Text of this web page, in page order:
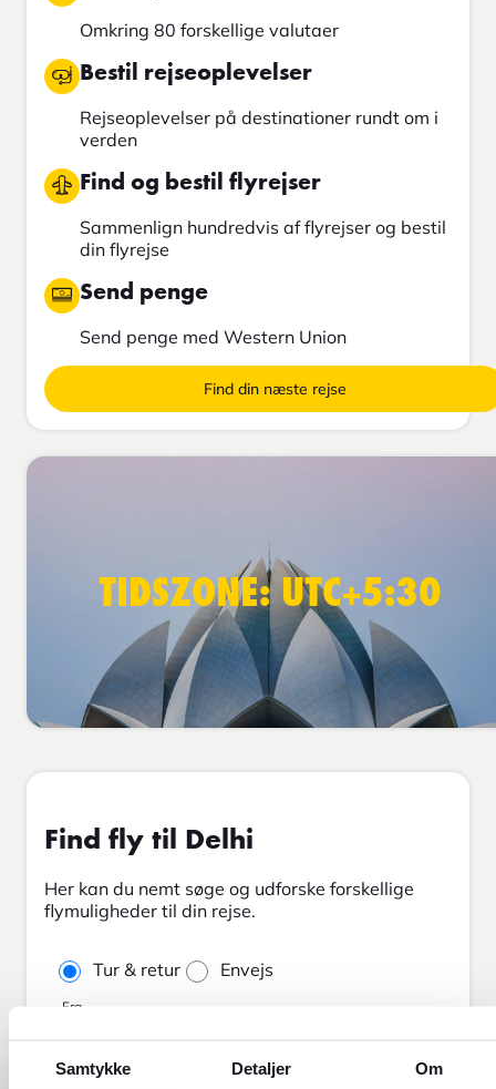
Samtykke Detaljer Om
Omkring 80 forskellige valutaer
Bestil rejseoplevelser
Rejseoplevelser på destinationer rundt om i
verden
Find og bestil flyrejser
Sammenlign hundredvis af flyrejser og bestil
din flyrejse
Send penge
Send penge med Western Union
Find din næste rejse
TIDSZONE: UTC+5:30
Find fly til Delhi
Her kan du nemt søge og udforske forskellige
flymuligheder til din rejse.
Tur & retur Envejs
Fra